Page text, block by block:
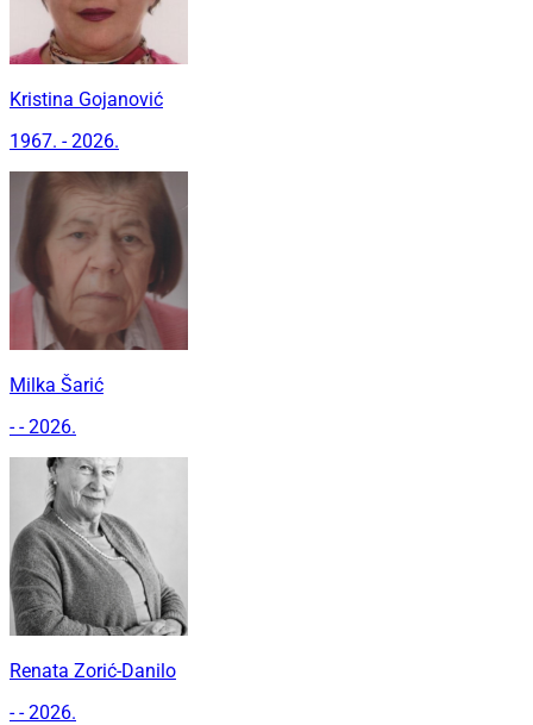
Kristina Gojanović
1967. - 2026.
Milka Šarić
- - 2026.
Renata Zorić-Danilo
- - 2026.